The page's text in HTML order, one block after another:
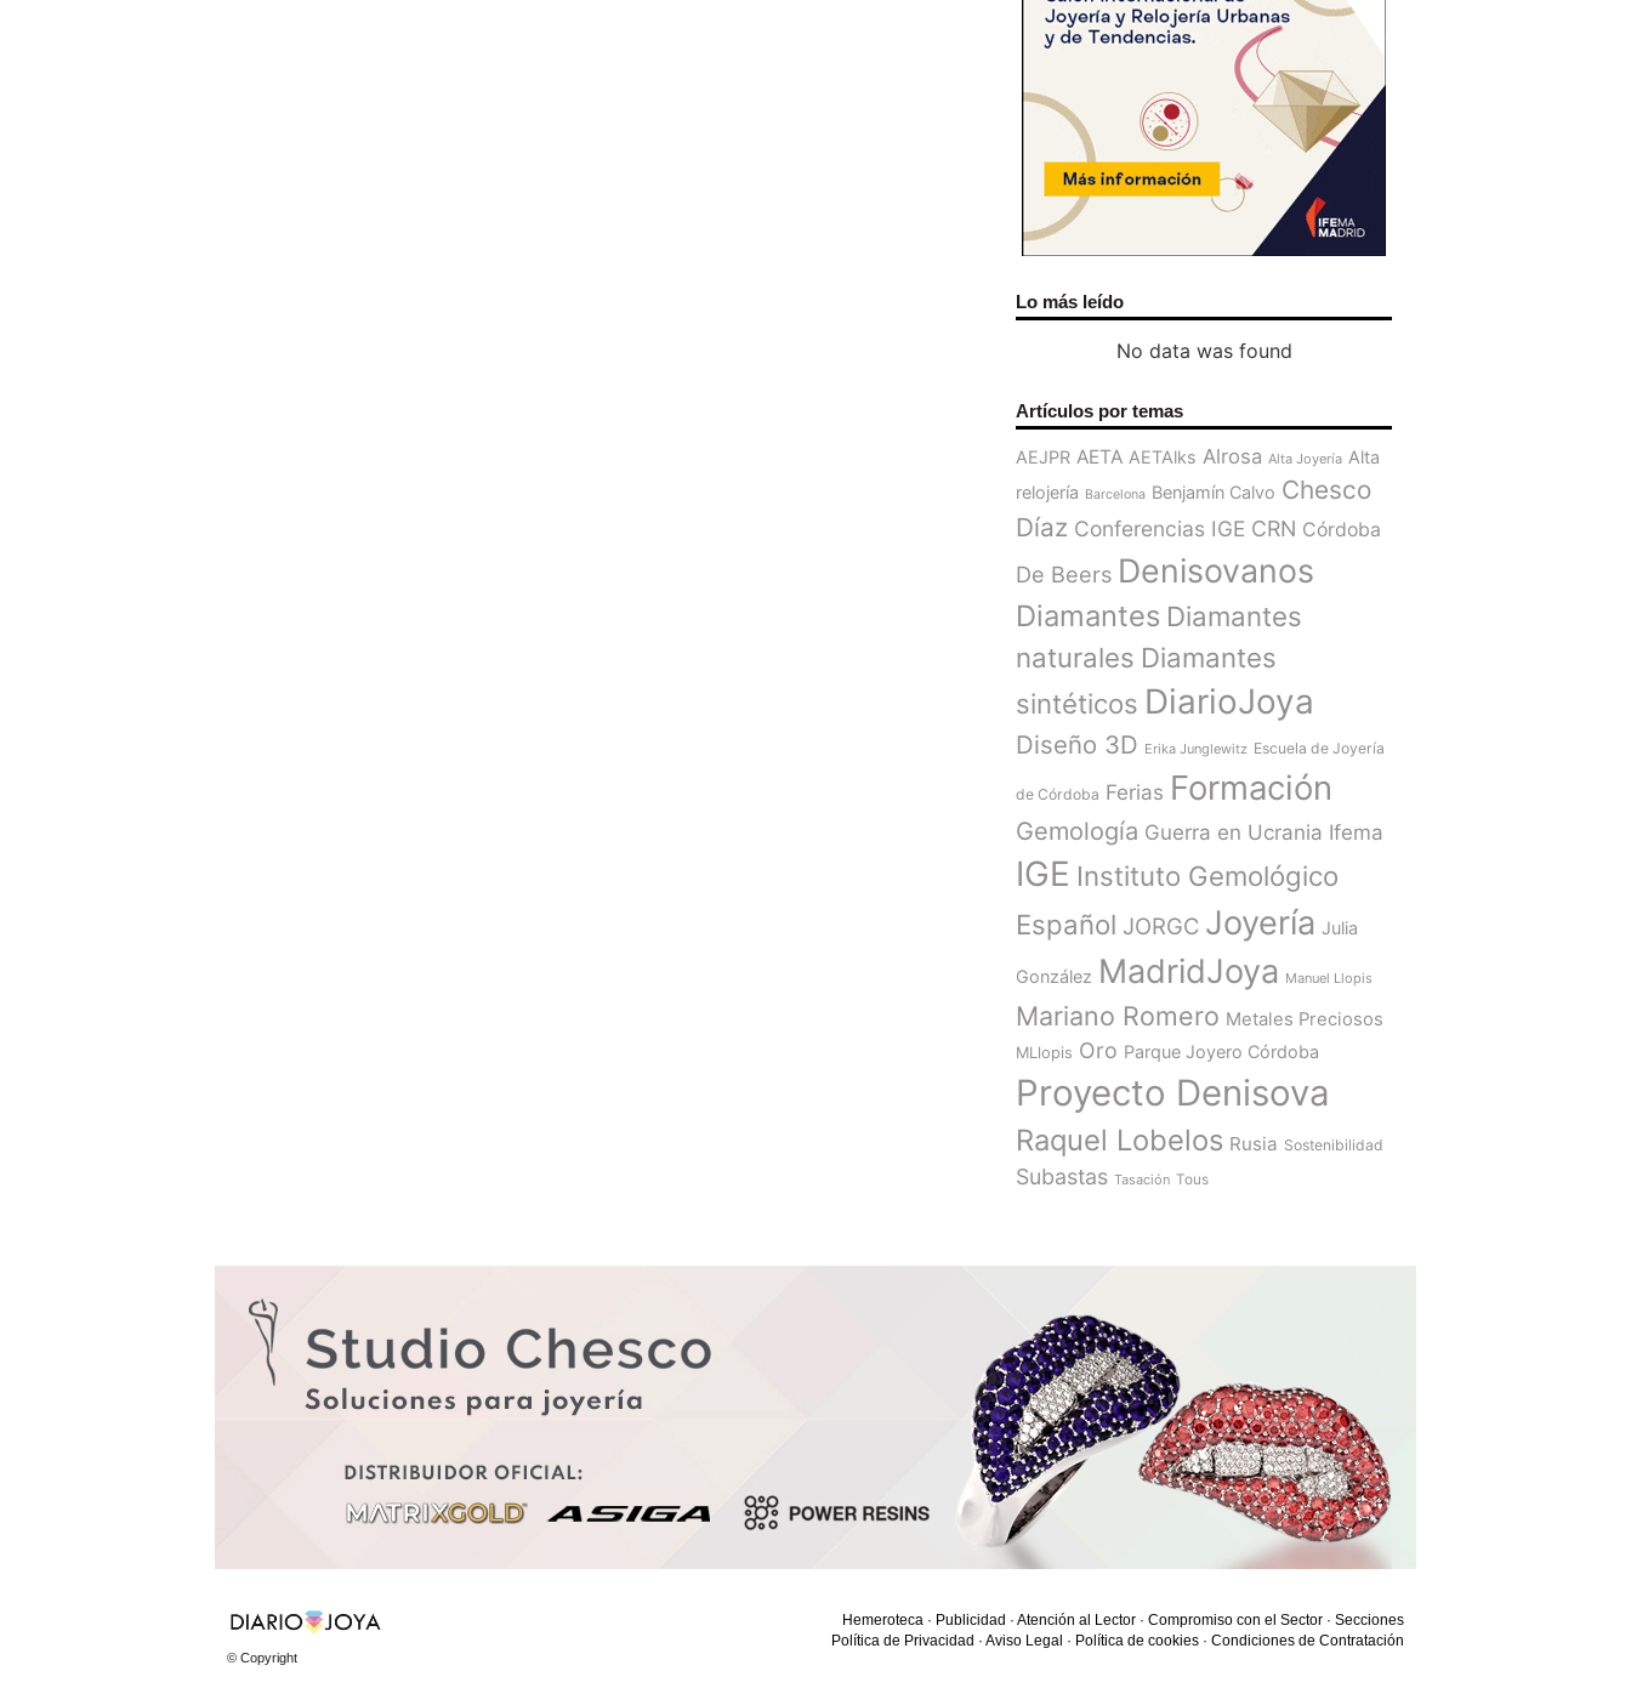
Lo más leído
No data was found
Artículos por temas
AEJPR AETA AETAlks Alrosa Alta Joyería Alta
relojería Barcelona Benjamín Calvo Chesco
Díaz Conferencias IGE CRN Córdoba
De Beers Denisovanos
Diamantes Diamantes
naturales Diamantes
sintéticos DiarioJoya
Diseño 3D Erika Junglewitz Escuela de Joyería
de Córdoba Ferias Formación
Gemología Guerra en Ucrania Ifema
IGE Instituto Gemológico
Español JORGC Joyería Julia
González MadridJoya Manuel Llopis
Mariano Romero Metales Preciosos
MLlopis Oro Parque Joyero Córdoba
Proyecto Denisova
Raquel Lobelos Rusia Sostenibilidad
Subastas Tasación Tous
© Copyright
Hemeroteca · Publicidad · Atención al Lector · Compromiso con el Sector · Secciones
Política de Privacidad · Aviso Legal · Política de cookies · Condiciones de Contratación